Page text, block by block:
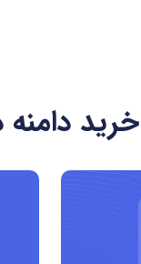
متمایز و خلاقانه
خرید